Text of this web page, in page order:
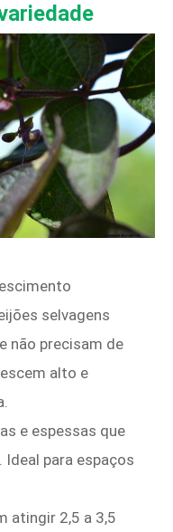
selvagens
não precisam de
alto e
e espessas que
para espaços
atingir 2,5 a 3,5